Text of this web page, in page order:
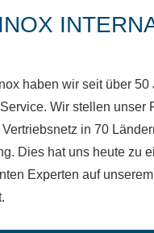
haben wir seit über 50
Wir stellen unser
in 70
Dies hat uns heute zu
Experten auf